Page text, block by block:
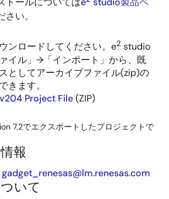
い。
ンロードしてください。e2 studio
イル」→「インポート」から、既
としてアーカイブファイル(zip)の
きます。
Project File(ZIP)
7.2でエクスポートしたプロジェクトで
報
gadget_renesas@lm.renesas.com
いて